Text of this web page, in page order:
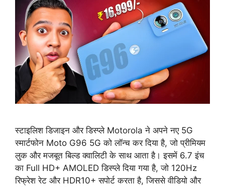
स्टाइलिश डिजाइन और डिस्प्ले Motorola ने अपने नए 5G
स्मार्टफोन Moto G96 5G को लॉन्च कर दिया है, जो प्रीमियम
लुक और मजबूत बिल्ड क्वालिटी के साथ आता है। इसमें 6.7 इंच
का Full HD+ AMOLED डिस्प्ले दिया गया है, जो 120Hz
रिफ्रेश रेट और HDR10+ सपोर्ट करता है, जिससे वीडियो और